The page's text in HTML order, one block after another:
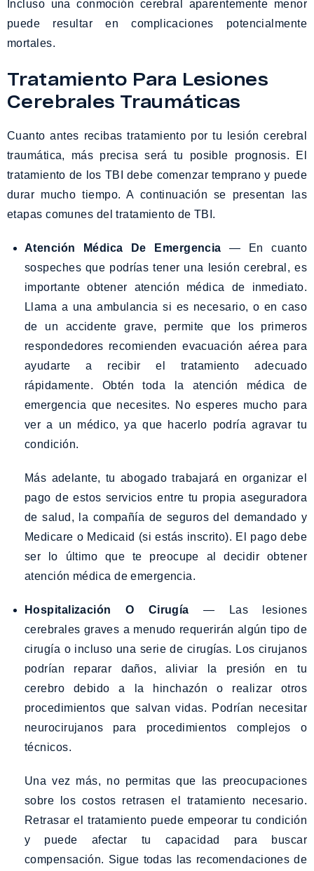
Incluso una conmoción cerebral aparentemente menor
puede resultar en complicaciones potencialmente
mortales.
Tratamiento Para Lesiones
Cerebrales Traumáticas
Cuanto antes recibas tratamiento por tu lesión cerebral
traumática, más precisa será tu posible prognosis. El
tratamiento de los TBI debe comenzar temprano y puede
durar mucho tiempo. A continuación se presentan las
etapas comunes del tratamiento de TBI.
Atención Médica De Emergencia — En cuanto
sospeches que podrías tener una lesión cerebral, es
importante obtener atención médica de inmediato.
Llama a una ambulancia si es necesario, o en caso
de un accidente grave, permite que los primeros
respondedores recomienden evacuación aérea para
ayudarte a recibir el tratamiento adecuado
rápidamente. Obtén toda la atención médica de
emergencia que necesites. No esperes mucho para
ver a un médico, ya que hacerlo podría agravar tu
condición.
Más adelante, tu abogado trabajará en organizar el
pago de estos servicios entre tu propia aseguradora
de salud, la compañía de seguros del demandado y
Medicare o Medicaid (si estás inscrito). El pago debe
ser lo último que te preocupe al decidir obtener
atención médica de emergencia.
Hospitalización O Cirugía — Las lesiones
cerebrales graves a menudo requerirán algún tipo de
cirugía o incluso una serie de cirugías. Los cirujanos
podrían reparar daños, aliviar la presión en tu
cerebro debido a la hinchazón o realizar otros
procedimientos que salvan vidas. Podrían necesitar
neurocirujanos para procedimientos complejos o
técnicos.
Una vez más, no permitas que las preocupaciones
sobre los costos retrasen el tratamiento necesario.
Retrasar el tratamiento puede empeorar tu condición
y puede afectar tu capacidad para buscar
compensación. Sigue todas las recomendaciones de